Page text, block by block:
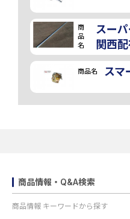
商
品
名
スー
関西配
商品名 スマ
商品情報・Q&A検索
商品情報 キーワードから探す